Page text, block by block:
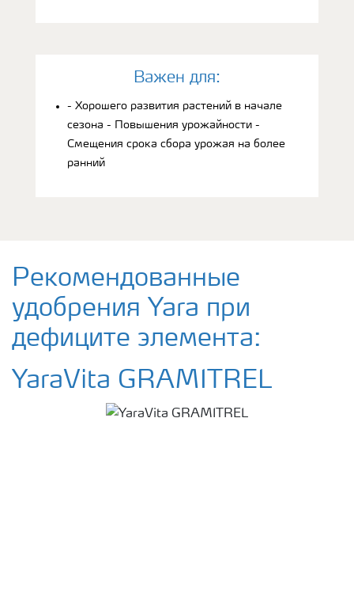
Bажен для:
- Хорошего развития растений в начале
сезона - Повышения урожайности -
Смещения срока сбора урожая на более
ранний
Рекомендованные
удобрения Yara при
дефиците элемента:
YaraVita GRAMITREL